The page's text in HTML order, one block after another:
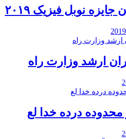
جایزه نوبل فیزیک ۲۰۱۹
ارشد وزارت راه
درده خدا لع